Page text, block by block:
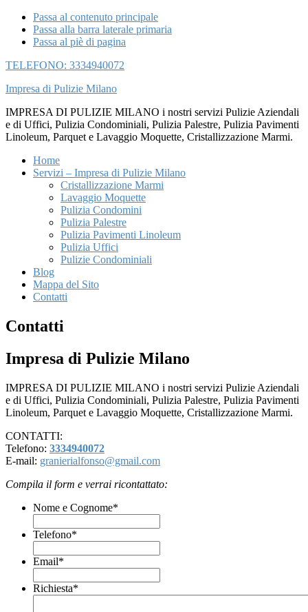
Passa al contenuto principale
Passa alla barra laterale primaria
Passa al piè di pagina
TELEFONO: 3334940072
Impresa di Pulizie Milano
IMPRESA DI PULIZIE MILANO i nostri servizi Pulizie Aziendali
e di Uffici, Pulizia Condominiali, Pulizia Palestre, Pulizia Pavimenti
Linoleum, Parquet e Lavaggio Moquette, Cristallizzazione Marmi.
Home
Servizi – Impresa di Pulizie Milano
Cristallizzazione Marmi
Lavaggio Moquette
Pulizia Condomini
Pulizia Palestre
Pulizia Pavimenti Linoleum
Pulizia Uffici
Pulizie Condominiali
Blog
Mappa del Sito
Contatti
Contatti
Impresa di Pulizie Milano
IMPRESA DI PULIZIE MILANO i nostri servizi Pulizie Aziendali
e di Uffici, Pulizia Condominiali, Pulizia Palestre, Pulizia Pavimenti
Linoleum, Parquet e Lavaggio Moquette, Cristallizzazione Marmi.
CONTATTI:
Telefono: 3334940072
E-mail: granierialfonso@gmail.com
Compila il form e verrai ricontattato:
Nome e Cognome*
Telefono*
Email*
Richiesta*